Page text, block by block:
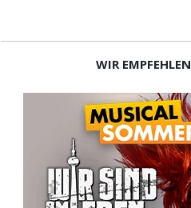
WIR EMPFEHLEN